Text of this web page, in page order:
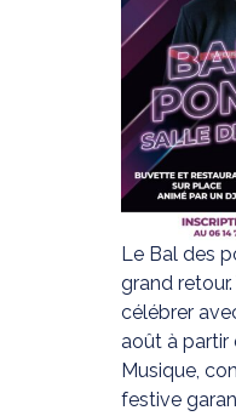
Le Bal des
grand
célébrer
août à partir
Musique,
festive